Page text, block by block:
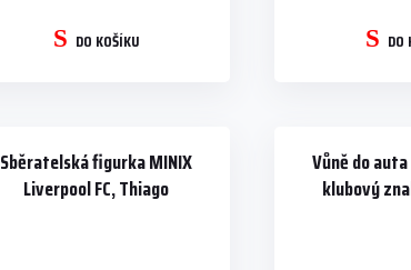
DO KOŠÍKU DO
Sběratelská figurka MINIX
Liverpool FC, Thiago
Vůně do
klubový